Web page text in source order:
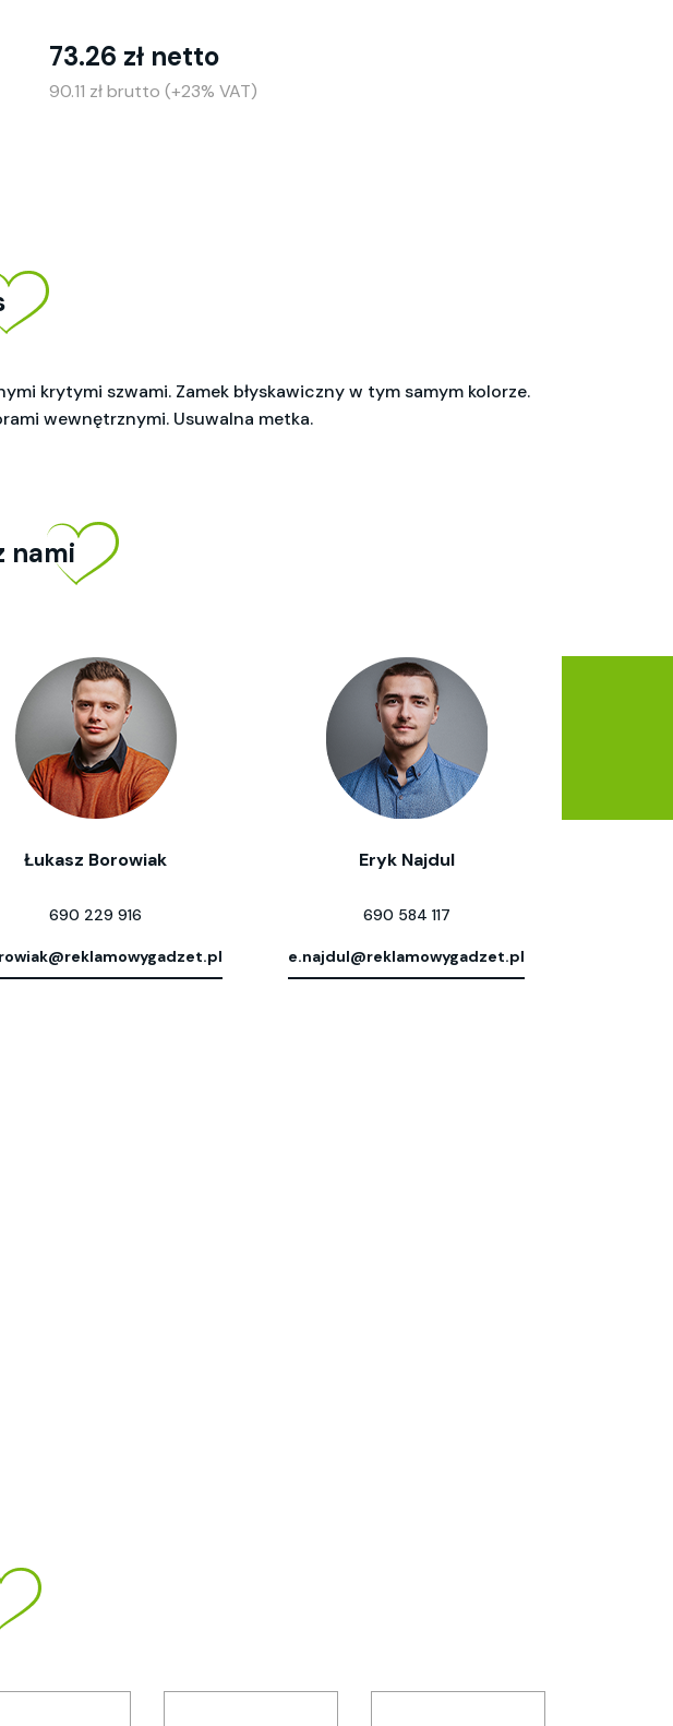
73.26 zł netto
90.11 zł brutto (+23% VAT)
krytymi szwami. Zamek błyskawiczny w tym samym kolorze.
wewnętrznymi. Usuwalna metka.
nami
Łukasz Borowiak
690 229 916
Eryk Najdul
690 584 117
e.najdul@reklamowygadzet.pl